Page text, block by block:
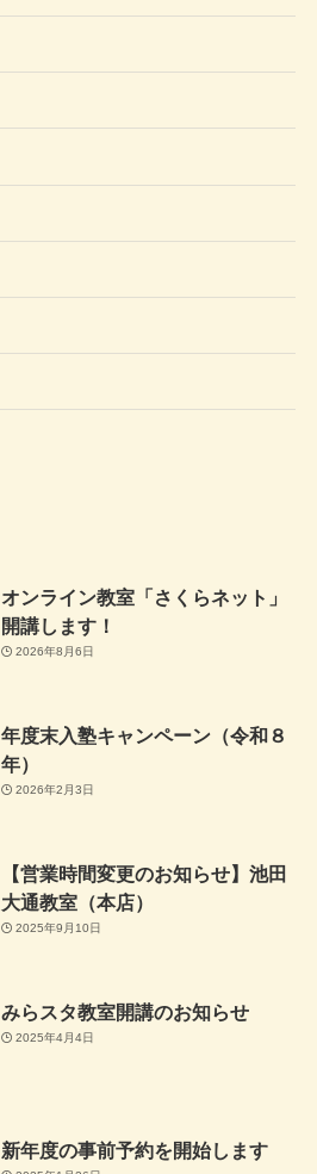
オンライン教室「さくらネット」
開講します！
2026年8月6日
年度末入塾キャンペーン（令和８
年）
2026年2月3日
【営業時間変更のお知らせ】池田
大通教室（本店）
2025年9月10日
みらスタ教室開講のお知らせ
2025年4月4日
新年度の事前予約を開始します